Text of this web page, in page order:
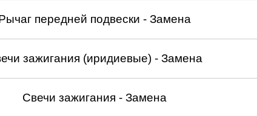
передней подвески - Замена
зажигания (иридиевые) - Замена
Свечи зажигания - Замена